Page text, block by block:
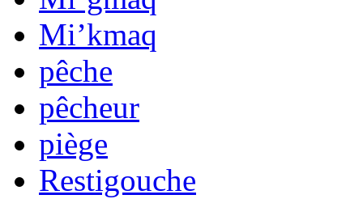
Mi’kmaq
pêche
pêcheur
piège
Restigouche